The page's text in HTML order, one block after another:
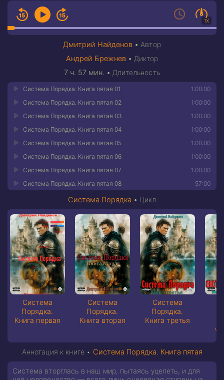
1X
Дмитрий Найденов • Автор
Андрей Брежнев • Диктор
7 ч. 57 мин. • Длительность
1:00:00
Система Порядка. Книга пятая 01
1:00:00
Система Порядка. Книга пятая 02
1:00:00
Система Порядка. Книга пятая 03
1:00:00
Система Порядка. Книга пятая 04
1:00:00
Система Порядка. Книга пятая 05
1:00:00
Система Порядка. Книга пятая 06
1:00:00
Система Порядка. Книга пятая 07
57:00
Система Порядка. Книга пятая 08
Система Порядка • Цикл
Система
Порядка.
Книга первая
Система
Порядка.
Книга вторая
Система
Порядка.
Книга третья
Аннотация к книге • Система Порядка. Книга пятая
Система вторглась в наш мир, пытаясь уцелеть, и для